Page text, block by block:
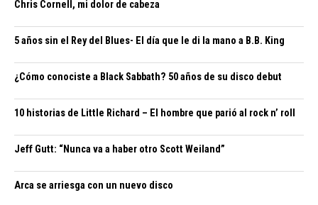
Chris Cornell, mi dolor de cabeza
5 años sin el Rey del Blues- El día que le di la mano a B.B. King
¿Cómo conociste a Black Sabbath? 50 años de su disco debut
10 historias de Little Richard – El hombre que parió al rock n’ roll
Jeff Gutt: “Nunca va a haber otro Scott Weiland”
Arca se arriesga con un nuevo disco